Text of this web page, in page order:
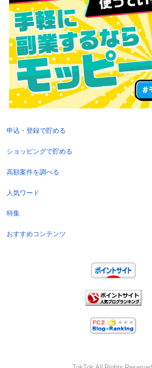
申込・登録で貯める
ショッピングで貯める
高額案件を調べる
人気ワード
特集
おすすめコンテンツ